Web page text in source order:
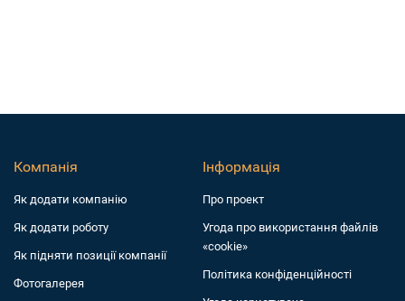
Компанія
Як додати компанiю
Як додати роботу
Як підняти позиції компанії
Фотогалерея
Інформація
Про проект
Угода про використання файлів
«cookie»
Політика конфіденційності